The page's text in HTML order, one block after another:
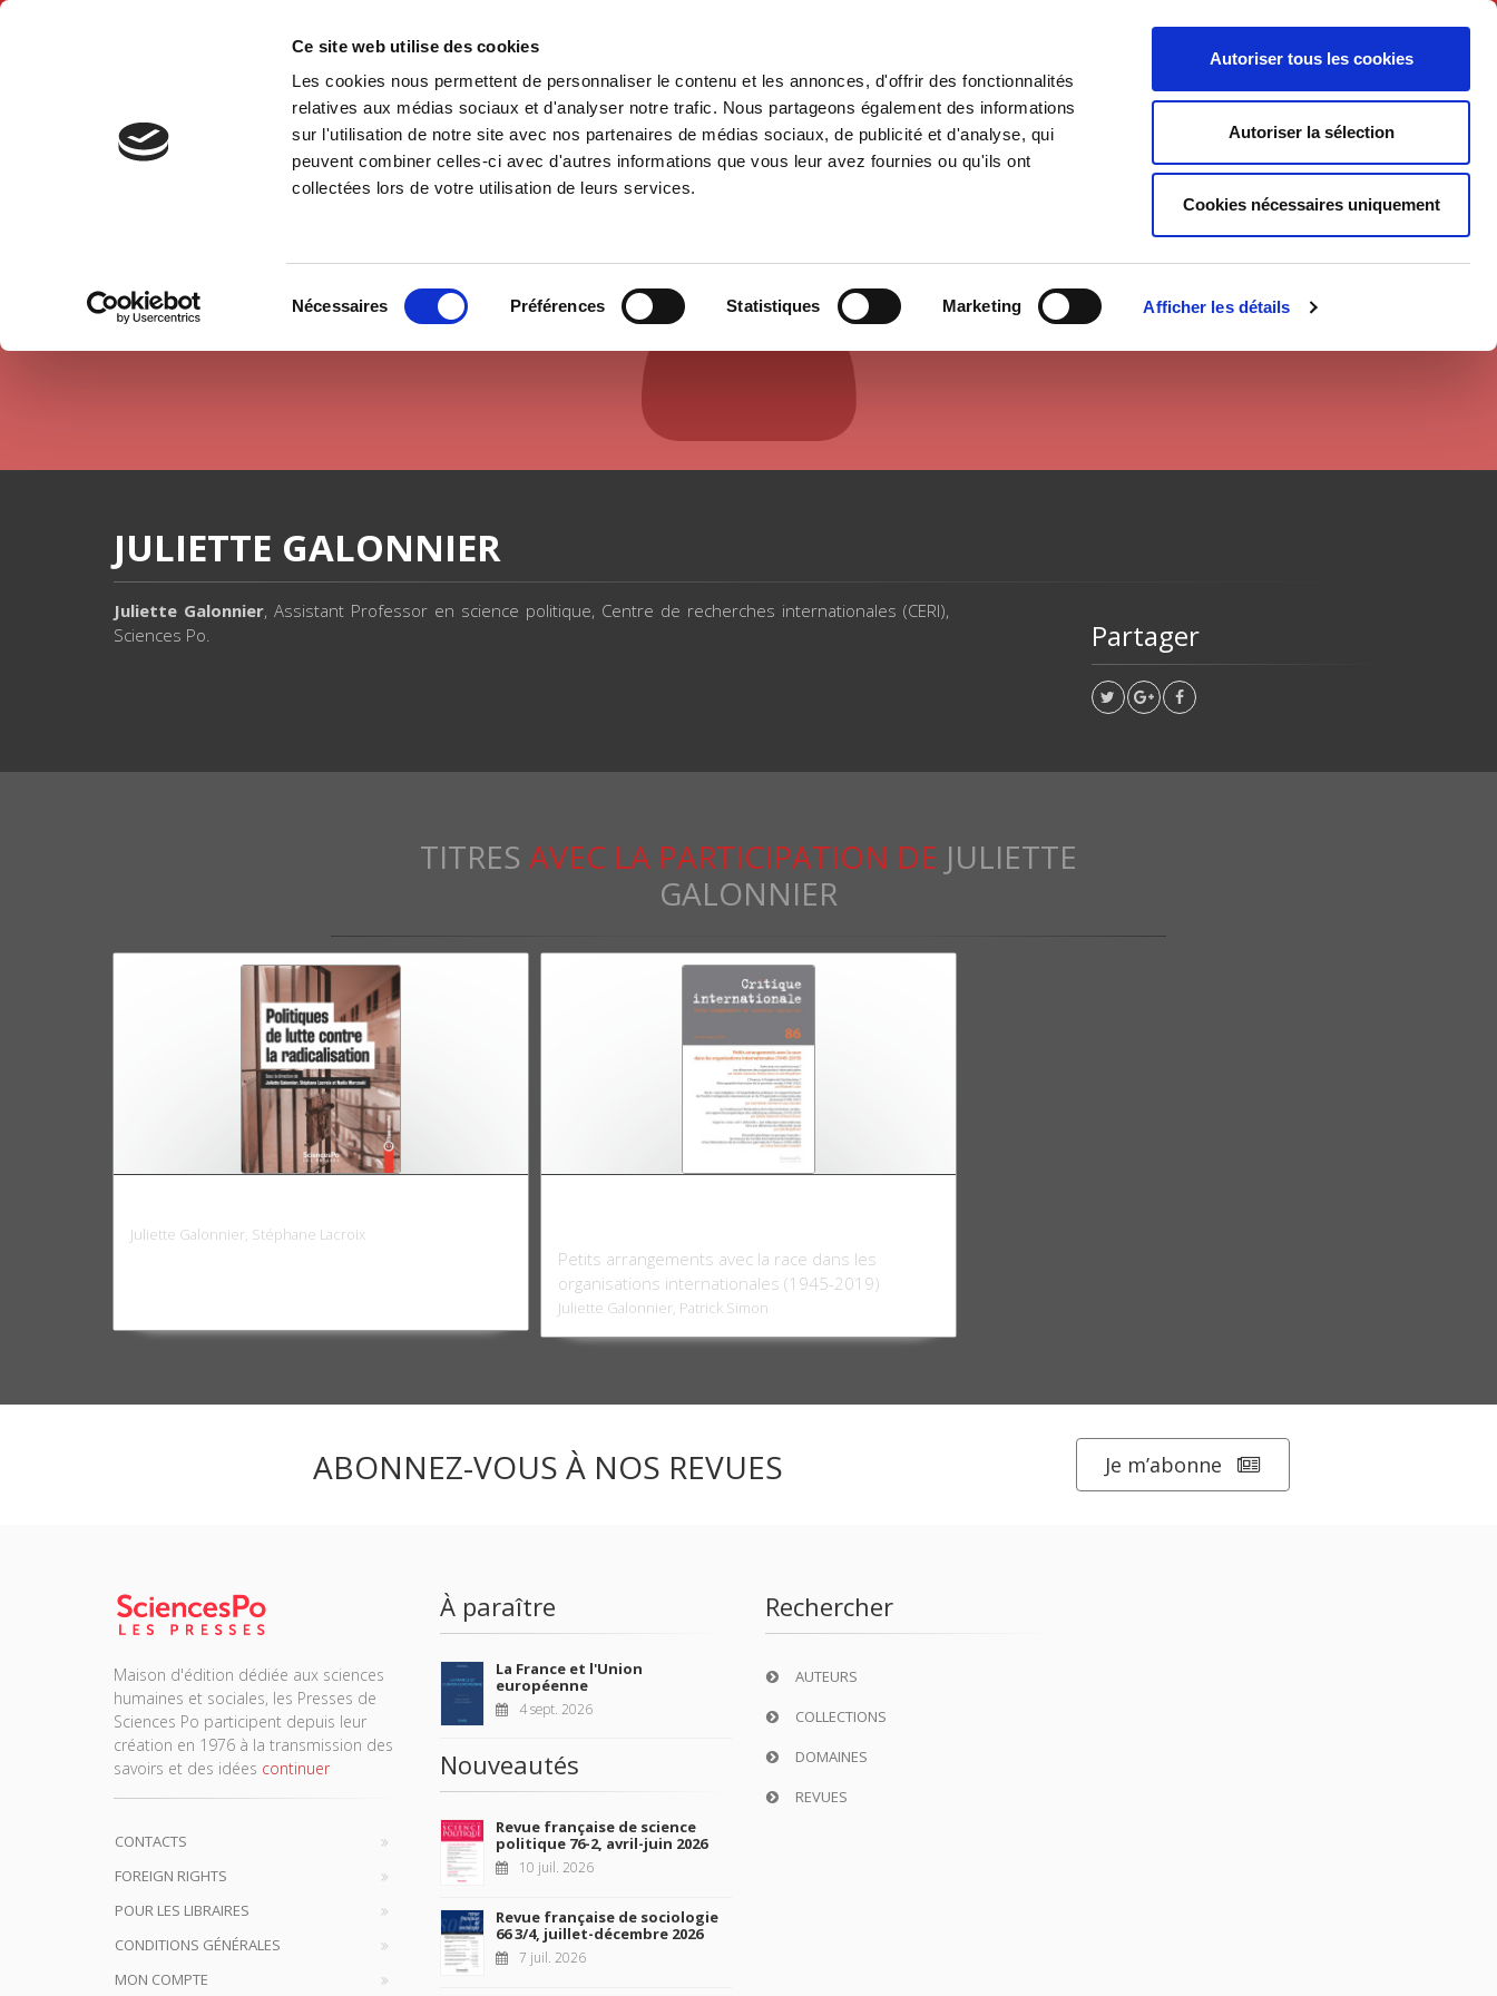
Ce site web utilise des cookies
Les cookies nous permettent de personnaliser le contenu et les annonces, d'offrir des fonctionnalités
relatives aux médias sociaux et d'analyser notre trafic. Nous partageons également des informations
sur l'utilisation de notre site avec nos partenaires de médias sociaux, de publicité et d'analyse, qui
peuvent combiner celles-ci avec d'autres informations que vous leur avez fournies ou qu'ils ont
collectées lors de votre utilisation de leurs services.
Nécessaires Préférences Statistiques Marketing Afficher les détails
Autoriser tous les cookies
Autoriser la sélection
Cookies nécessaires uniquement
Français
Accueil Environnement Histoire International Politique Société
Accueil Juliette Galonnier
AUTEURS ET CONTRIBUTEURS
JULIETTE GALONNIER
Juliette Galonnier, Assistant Professor en science politique, Centre de recherches internationales (CERI),
Sciences Po.
Partager
TITRES AVEC LA PARTICIPATION DE JULIETTE
GALONNIER
Juliette Galonnier, Stéphane Lacroix
Petits arrangements avec la race dans les
organisations internationales (1945-2019)
Juliette Galonnier, Patrick Simon
ABONNEZ-VOUS À NOS REVUES Je m’abonne
Maison d'édition dédiée aux sciences
humaines et sociales, les Presses de
Sciences Po participent depuis leur
création en 1976 à la transmission des
savoirs et des idées continuer
CONTACTS
FOREIGN RIGHTS
POUR LES LIBRAIRES
CONDITIONS GÉNÉRALES
MON COMPTE
À paraître
La France et l'Union
européenne
4 sept. 2026
Nouveautés
Revue française de science
politique 76-2, avril-juin 2026
10 juil. 2026
Revue française de sociologie
66 3/4, juillet-décembre 2026
7 juil. 2026
Rechercher
AUTEURS
COLLECTIONS
DOMAINES
REVUES